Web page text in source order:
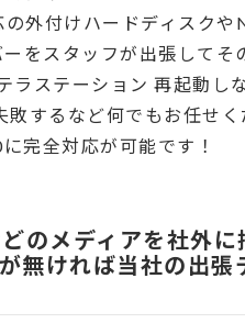
外付けハードディスク
をスタッフが出張してそ
ラステーション 再起動し
するなど何でもお任せ
完全対応が可能です！
のメディアを社外に
無ければ当社の出